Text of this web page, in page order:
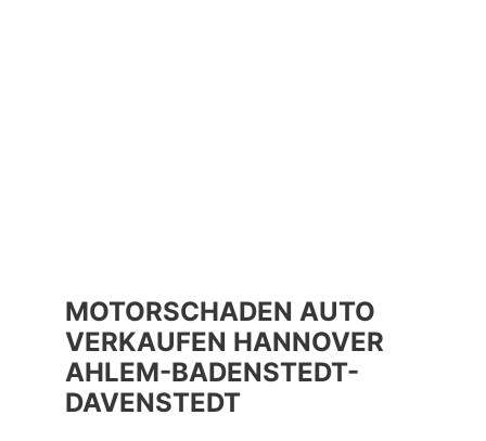
MOTORSCHADEN AUTO
VERKAUFEN HANNOVER
AHLEM-BADENSTEDT-
DAVENSTEDT